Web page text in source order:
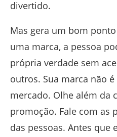
divertido.
Mas gera um bom
uma marca, a pessoa
própria verdade sem
outros. Sua marca não
mercado. Olhe além da
promoção. Fale com as
das pessoas. Antes que